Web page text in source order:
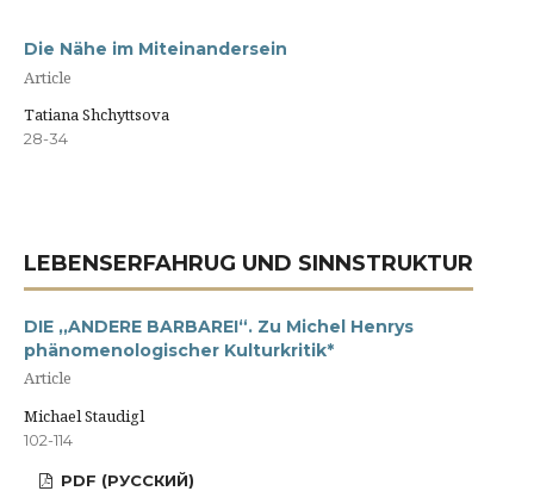
Die Nähe im Miteinandersein
Article
Tatiana Shchyttsova
28-34
LEBENSERFAHRUG UND SINNSTRUKTUR
DIE ,,ANDERE BARBAREI“. Zu Michel Henrys
phänomenologischer Kulturkritik*
Article
Michael Staudigl
102-114
PDF (РУССКИЙ)